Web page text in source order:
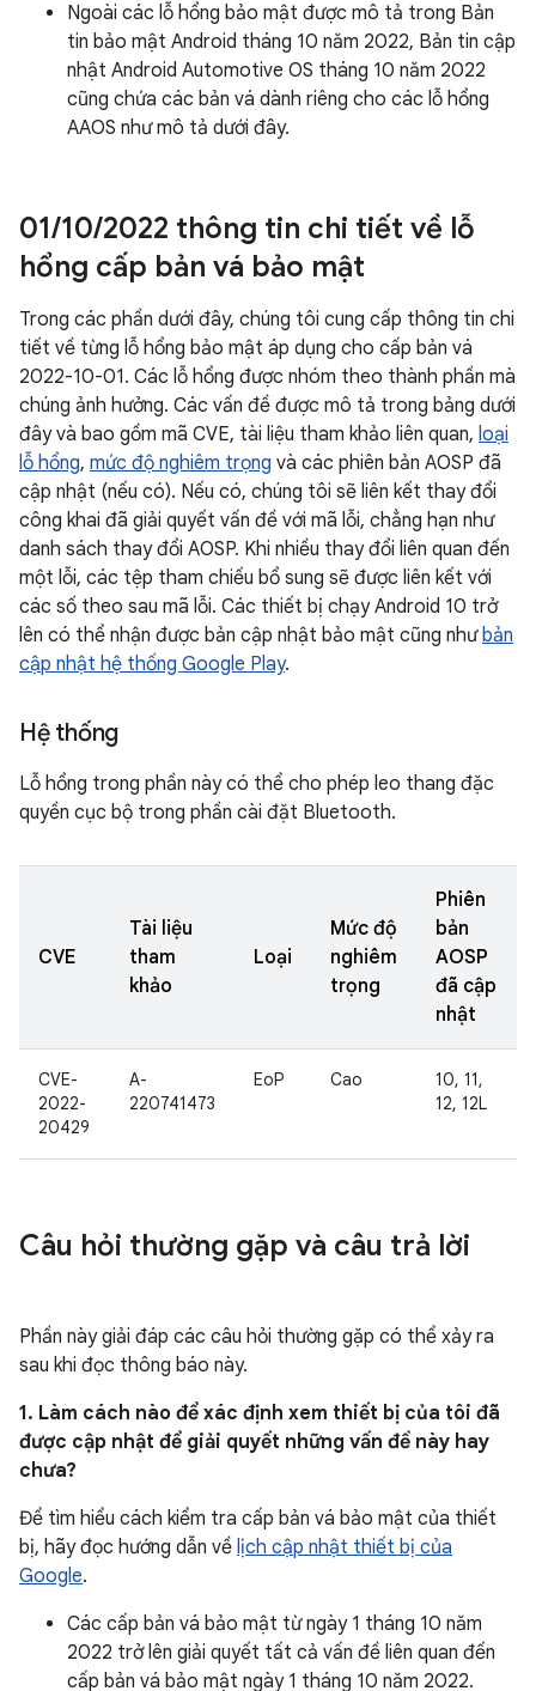
Ngoài các lỗ hổng bảo mật được mô tả trong Bản
tin bảo mật Android tháng 10 năm 2022, Bản tin cập
nhật Android Automotive OS tháng 10 năm 2022
cũng chứa các bản vá dành riêng cho các lỗ hổng
AAOS như mô tả dưới đây.
01/10/2022 thông tin chi tiết về lỗ
hổng cấp bản vá bảo mật
Trong các phần dưới đây, chúng tôi cung cấp thông tin chi
tiết về từng lỗ hổng bảo mật áp dụng cho cấp bản vá
2022-10-01. Các lỗ hổng được nhóm theo thành phần mà
chúng ảnh hưởng. Các vấn đề được mô tả trong bảng dưới
đây và bao gồm mã CVE, tài liệu tham khảo liên quan, loại
lỗ hổng, mức độ nghiêm trọng và các phiên bản AOSP đã
cập nhật (nếu có). Nếu có, chúng tôi sẽ liên kết thay đổi
công khai đã giải quyết vấn đề với mã lỗi, chẳng hạn như
danh sách thay đổi AOSP. Khi nhiều thay đổi liên quan đến
một lỗi, các tệp tham chiếu bổ sung sẽ được liên kết với
các số theo sau mã lỗi. Các thiết bị chạy Android 10 trở
lên có thể nhận được bản cập nhật bảo mật cũng nhưbản
cập nhật hệ thống Google Play.
Hệ thống
Lỗ hổng trong phần này có thể cho phép leo thang đặc
quyền cục bộ trong phần cài đặt Bluetooth.
CVE
Tài liệu
tham
khảo
Loại
Mức độ
nghiêm
trọng
Phiên
bản
AOSP
đã cập
nhật
CVE-
2022-
20429
A-
220741473
EoP Cao
10, 11,
12, 12L
Câu hỏi thường gặp và câu trả lời
Phần này giải đáp các câu hỏi thường gặp có thể xảy ra
sau khi đọc thông báo này.
1. Làm cách nào để xác định xem thiết bị của tôi đã
được cập nhật để giải quyết những vấn đề này hay
chưa?
Để tìm hiểu cách kiểm tra cấp bản vá bảo mật của thiết
bị, hãy đọc hướng dẫn về lịch cập nhật thiết bị của
Google.
Các cấp bản vá bảo mật từ ngày 1 tháng 10 năm
2022 trở lên giải quyết tất cả vấn đề liên quan đến
cấp bản vá bảo mật ngày 1 tháng 10 năm 2022.